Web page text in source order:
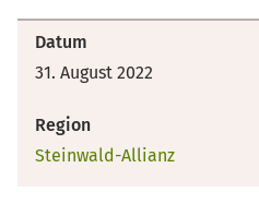
Datum
31. August 2022
Region
Steinwald-Allianz